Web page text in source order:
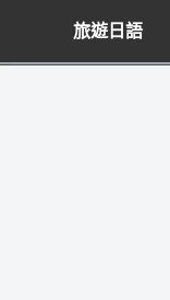
旅遊日語